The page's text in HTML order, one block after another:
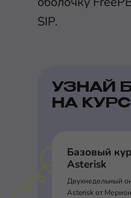
SIP.
УЗНАЙ
НА
Базовый
Asterisk
Двухнедельный
Asterisk от